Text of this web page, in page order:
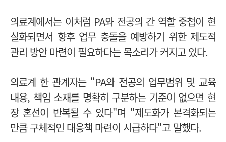
의료계에서는 이처럼 PA와 전공의 간 역할 중첩이 현
실화되면서 향후 업무 충돌을 예방하기 위한 제도적
관리 방안 마련이 필요하다는 목소리가 커지고 있다.
의료계 한 관계자는 "PA와 전공의 업무범위 및 교육
내용, 책임 소재를 명확히 구분하는 기준이 없으면 현
장 혼선이 반복될 수 있다"며 "제도화가 본격화되는
만큼 구체적인 대응책 마련이 시급하다"고 말했다.